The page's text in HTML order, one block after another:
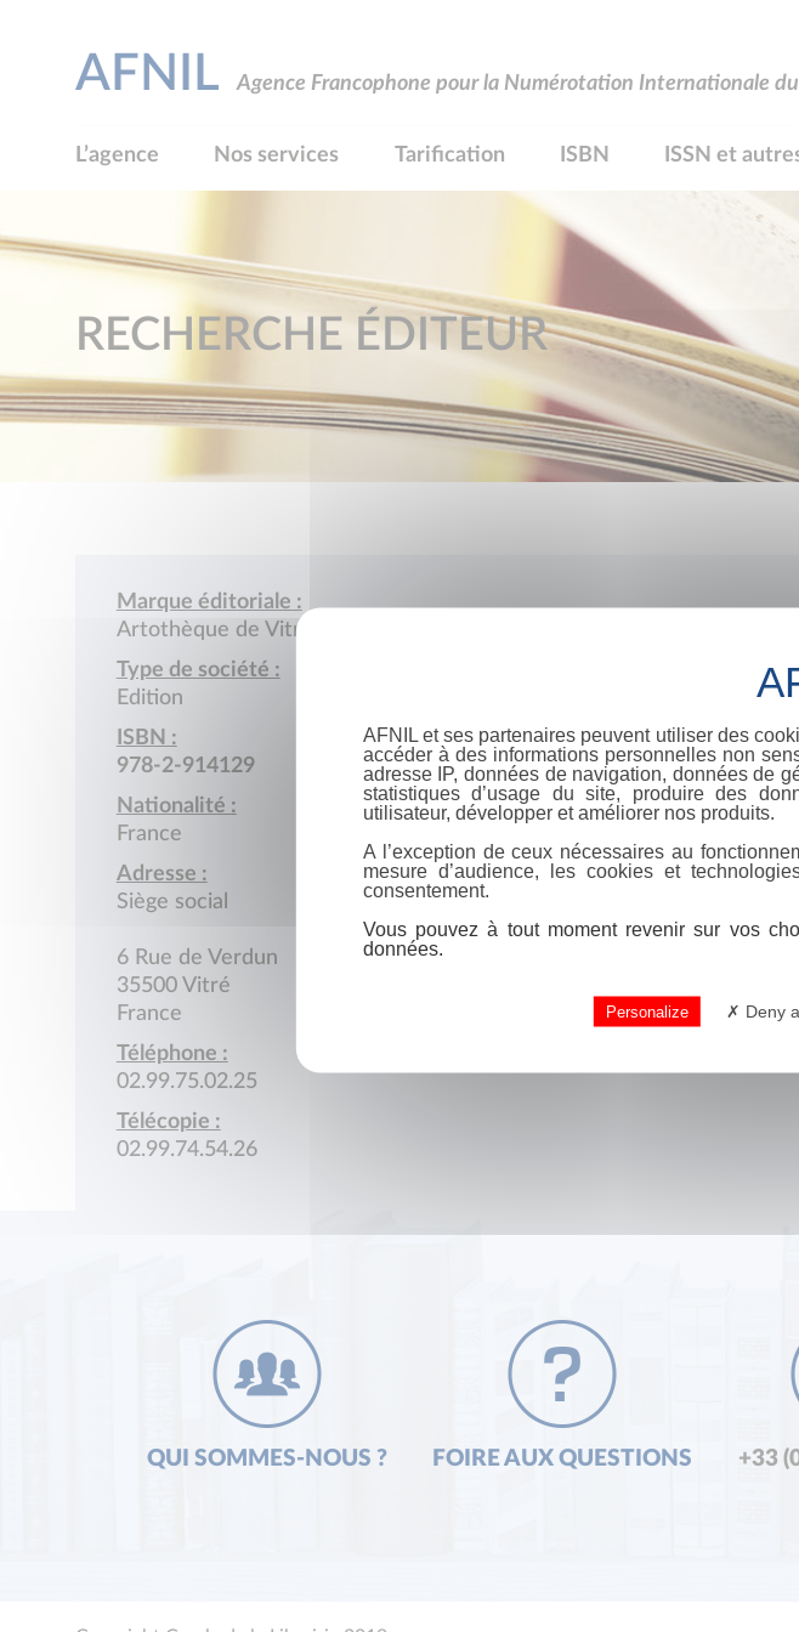
AFNIL Agence Francophone pour la Numérotation Internationale
L’agence Nos services Tarification ISBN ISSN et
RECHERCHE ÉDITEUR
Marque éditoriale :
Artothèque de Vitré
Type de société :
Edition
ISBN :
978-2-914129
Nationalité :
France
Adresse :
Siège social
6 Rue de Verdun
35500 Vitré
France
Téléphone :
02.99.75.02.25
Télécopie :
02.99.74.54.26
QUI SOMMES-NOUS ? FOIRE AUX QUESTIONS +33
AFNIL et ses partenaires peuvent utiliser des
accéder à des informations personnelles non
adresse IP, données de navigation, données de
statistiques d’usage du site, produire des
utilisateur, développer et améliorer nos produits.
A l’exception de ceux nécessaires au
mesure d’audience, les cookies et
consentement.
Vous pouvez à tout moment revenir sur vos
données.
Personalize Deny